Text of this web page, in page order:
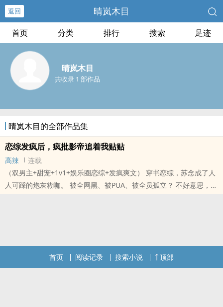
返回 晴岚木目
首页 分类 排行 搜索 足迹
晴岚木目
共收录 1 部作品
晴岚木目的全部作品集
恋综发疯后，疯批影帝追着我贴贴
高辣
连载
（双男主+甜宠+1v1+娱乐圈恋综+发疯爽文） 穿书恋综，苏念成了人
人可踩的炮灰糊咖。 被全网黑、被PUA、被全员孤立？ 不好意思，我
首页 阅读记录 搜索小说 顶部